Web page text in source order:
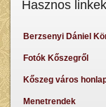
Hasznos linkek
Berzsenyi Dániel
Fotók Kőszegről
Kőszeg város
Menetrendek